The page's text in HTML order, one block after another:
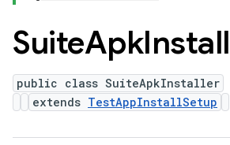
SuiteApk
public class SuiteApkInstaller
extends TestAppInstallSetup